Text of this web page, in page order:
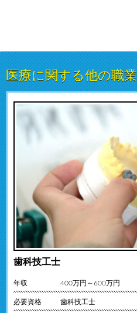
医療に関する他の職業
歯科技工士
年収 400万円～600万円
必要資格 歯科技工士